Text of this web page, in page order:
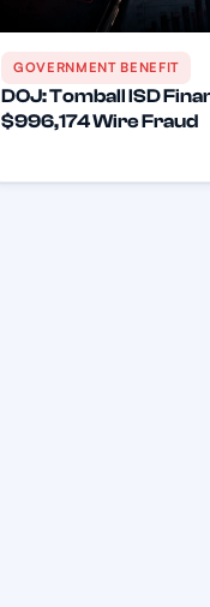
GOVERNMENT BENEFIT
DOJ: Tomball ISD
$996,174 Wire Fraud